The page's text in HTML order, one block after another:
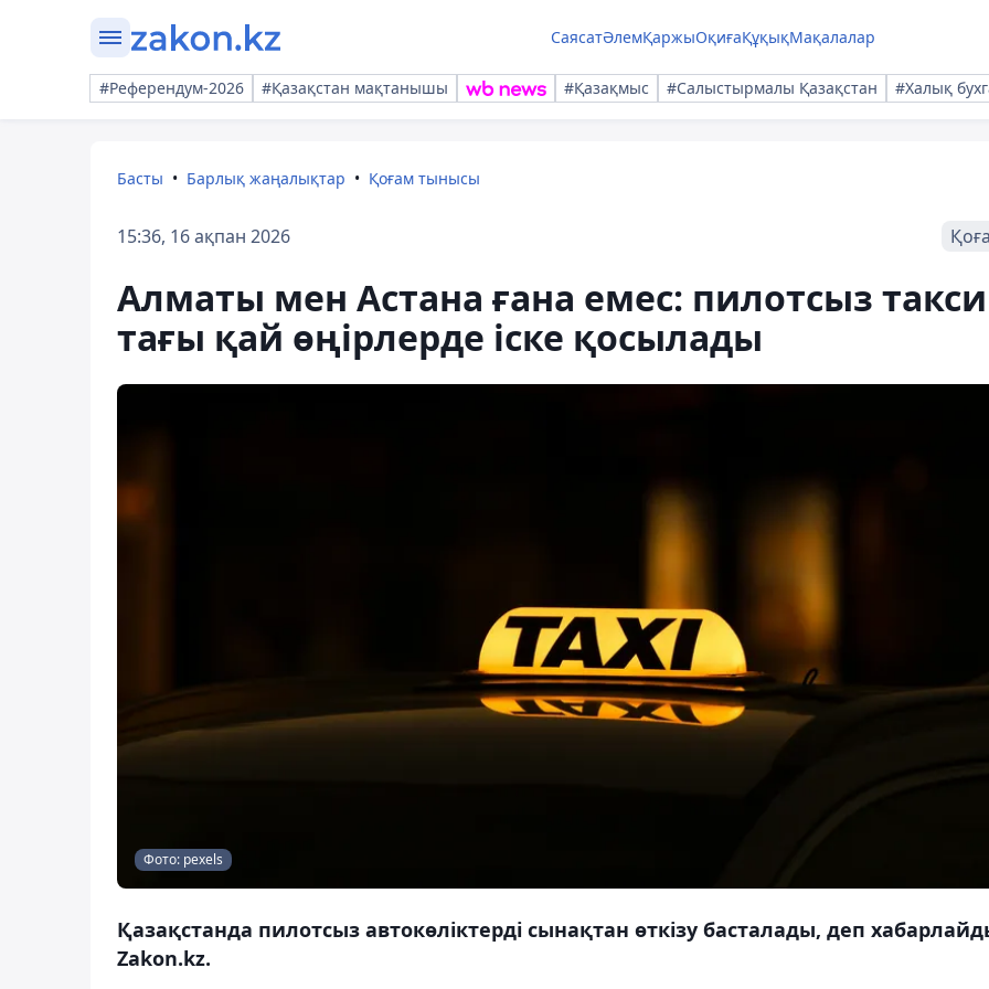
СаясатӘлемҚаржыОқиғаҚұқықМақалалар
#Референдум-2026 #Қазақстан мақтанышы #Қазақмыс #Салыстырмалы Қазақстан #Халық
Басты Барлық жаңалықтар Қоғам тынысы
15:36, 16 ақпан 2026
Алматы мен Астана ғана емес: пилотсыз такси
тағы қай өңірлерде іске қосылады
Фото: pexels
Қазақстанда пилотсыз автокөліктерді сынақтан өткізу басталады, деп
Zakon.kz.